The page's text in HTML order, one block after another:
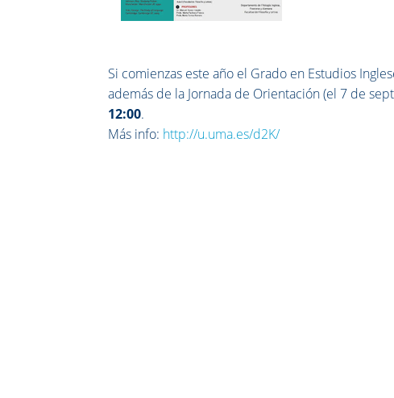
Si comienzas este año el Grado en Estudios
además de la Jornada de Orientación (el 7 de
12:00.
Más info: http://u.uma.es/d2K/